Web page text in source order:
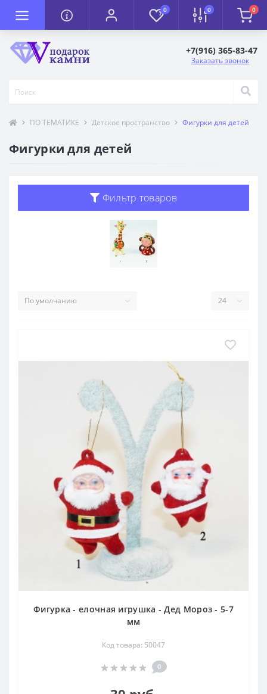
0 0 0
+7(916) 365-83-47
Заказать звонок
ПО ТЕМАТИКЕ Детское пространство Фигурки для детей
Фигурки для детей
Фильтр товаров
Фигурка - елочная игрушка - Дед Мороз - 5-7
мм
Код товара: 50047
0